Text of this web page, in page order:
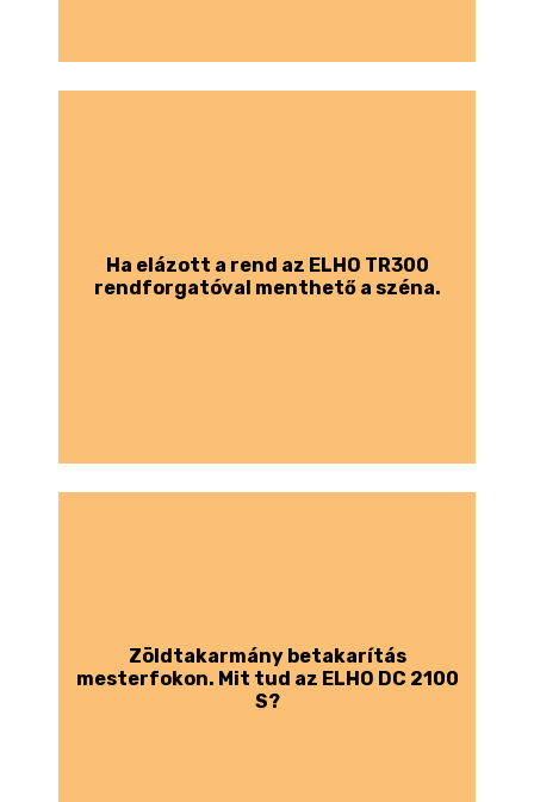
Ha elázott a rend az ELHO TR300
rendforgatóval menthető a széna.
Zöldtakarmány betakarítás
mesterfokon. Mit tud az ELHO DC 2100
S?